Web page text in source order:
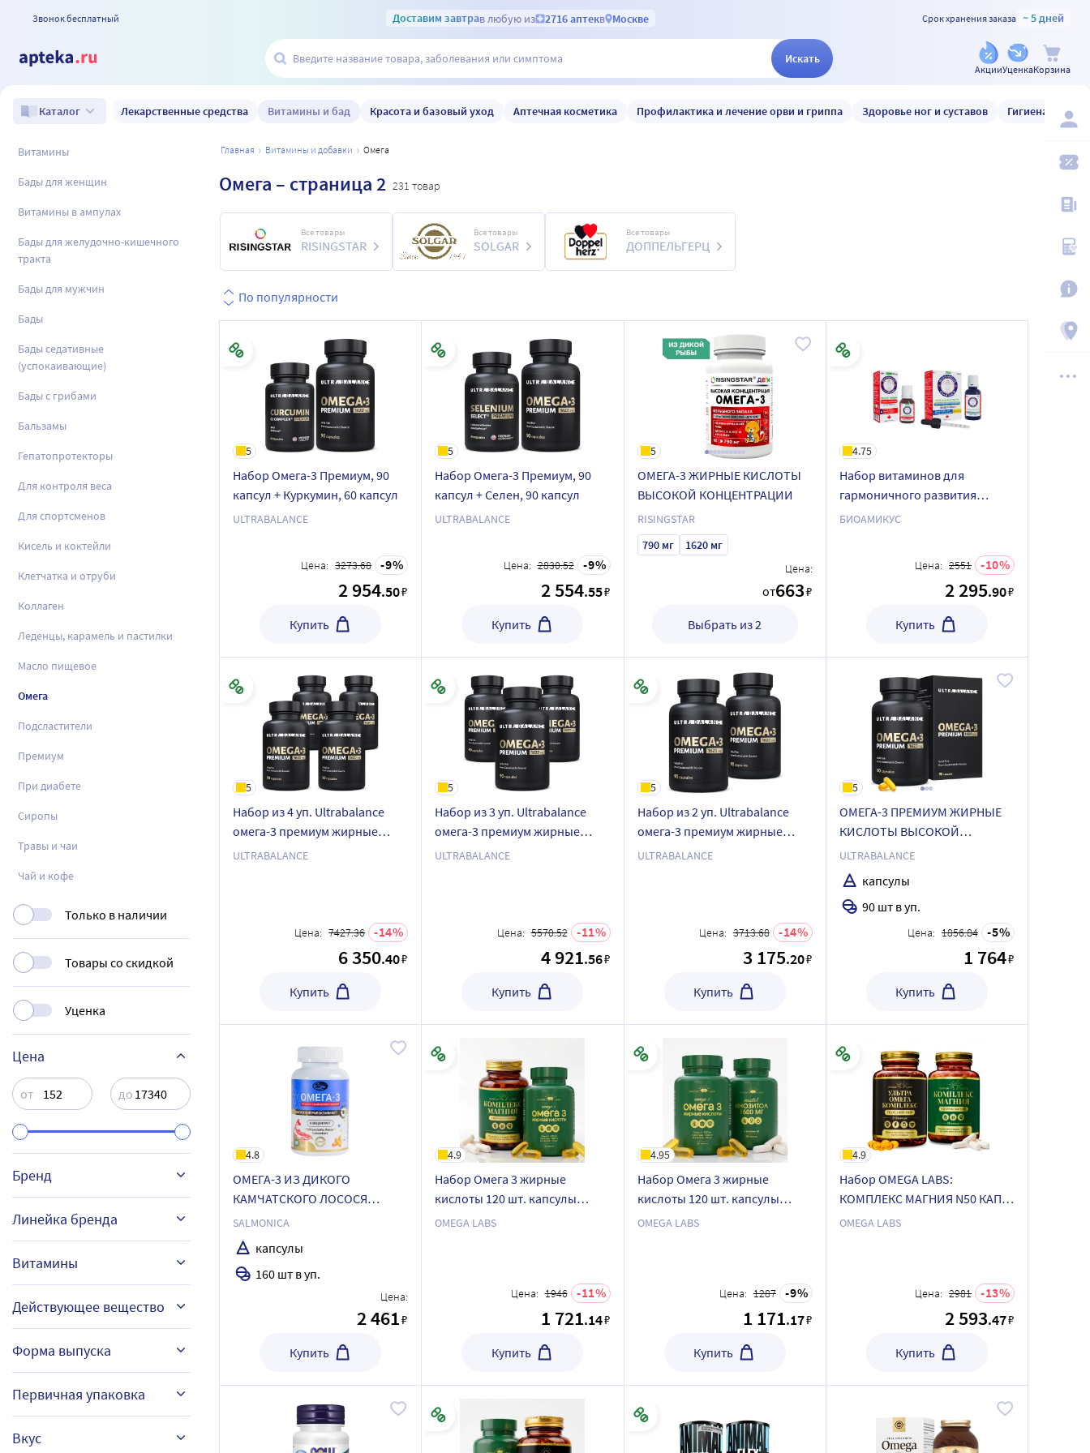
Звонок бесплатный Доставим завтрав любую из 2716 аптекв Москве Срок хранения заказа ~ 5 дней
Искать
АкцииУценкаКорзина
Каталог Лекарственные средства Витамины и бад Красота и базовый уход Аптечная косметика Профилактика и лечение орви и гриппа Здоровье ног и суставов Гигиена и уход
Витамины
Бады для женщин
Витамины в ампулах
Бады для желудочно-кишечного
тракта
Бады для мужчин
Бады
Бады седативные
(успокаивающие)
Бады с грибами
Бальзамы
Гепатопротекторы
Для контроля веса
Для спортсменов
Кисель и коктейли
Клетчатка и отруби
Коллаген
Леденцы, карамель и пастилки
Масло пищевое
Омега
Подсластители
Премиум
При диабете
Сиропы
Травы и чаи
Чай и кофе
Только в наличии
Товары со скидкой
Уценка
Цена
от до
Бренд
БИАФИШЕНОЛ
БИОАМИКУС
ВИТАМИР
Развернуть все (56)
Линейка бренда
ANTI-AGE
Витамины
В1 (тиамин)
В2 (рибофлавин)
В3 (ниацин, никотиновая
Действующее вещество
витамин Д3
Форма выпуска
Первичная упаковка
Вкус
главная витамины и добавки омега
Омега – страница 2 231 товар
Все товары
RISINGSTAR
Все товары
SOLGAR
Все товары
ДОППЕЛЬГЕРЦ
По популярности
5
Набор Омега-3 Премиум, 90
капсул + Куркумин, 60 капсул
ULTRABALANCE
Цена: 3273.68 9
2 954.50₽
Купить
5
Набор Омега-3 Премиум, 90
капсул + Селен, 90 капсул
ULTRABALANCE
Цена: 2830.52 9
2 554.55₽
Купить
5
ОМЕГА-3 ЖИРНЫЕ КИСЛОТЫ
ВЫСОКОЙ КОНЦЕНТРАЦИИ
RISINGSTAR
790 мг
1620 мг
Цена:
от663₽
Выбрать из 2
4.75
Набор витаминов для
гармоничного развития
малышей от канадского
БИОАМИКУС
Цена: 2551 10
2 295.90₽
Купить
5
Набор из 4 уп. Ultrabalance
омега-3 премиум жирные
кислоты высокой
ULTRABALANCE
Цена: 7427.36 14
6 350.40₽
Купить
5
Набор из 3 уп. Ultrabalance
омега-3 премиум жирные
кислоты высокой
ULTRABALANCE
Цена: 5570.52 11
4 921.56₽
Купить
5
Набор из 2 уп. Ultrabalance
омега-3 премиум жирные
кислоты высокой
ULTRABALANCE
Цена: 3713.68 14
3 175.20₽
Купить
5
ОМЕГА-3 ПРЕМИУМ ЖИРНЫЕ
КИСЛОТЫ ВЫСОКОЙ
КОНЦЕНТРАЦИИ
ULTRABALANCE
капсулы
90 шт в уп.
Цена: 1856.84 5
1 764₽
Купить
4.8
ОМЕГА-3 ИЗ ДИКОГО
КАМЧАТСКОГО ЛОСОСЯ
КОНЦЕНТРАТ
SALMONIСA
капсулы
160 шт в уп.
Цена:
2 461₽
Купить
4.9
Набор Омега 3 жирные
кислоты 120 шт. капсулы
массой 1360 мг + КОМПЛЕКС
OMEGA LABS
Цена: 1946 11
1 721.14₽
Купить
4.95
Набор Омега 3 жирные
кислоты 120 шт. капсулы
массой 1360 мг + ИНОЗИТОЛ
OMEGA LABS
Цена: 1287 9
1 171.17₽
Купить
4.9
Набор OMEGA LABS:
КОМПЛЕКС МАГНИЯ N50 КАПС
+ УЛЬТРА ОМЕГА КОМПЛЕКС
OMEGA LABS
Цена: 2981 13
2 593.47₽
Купить